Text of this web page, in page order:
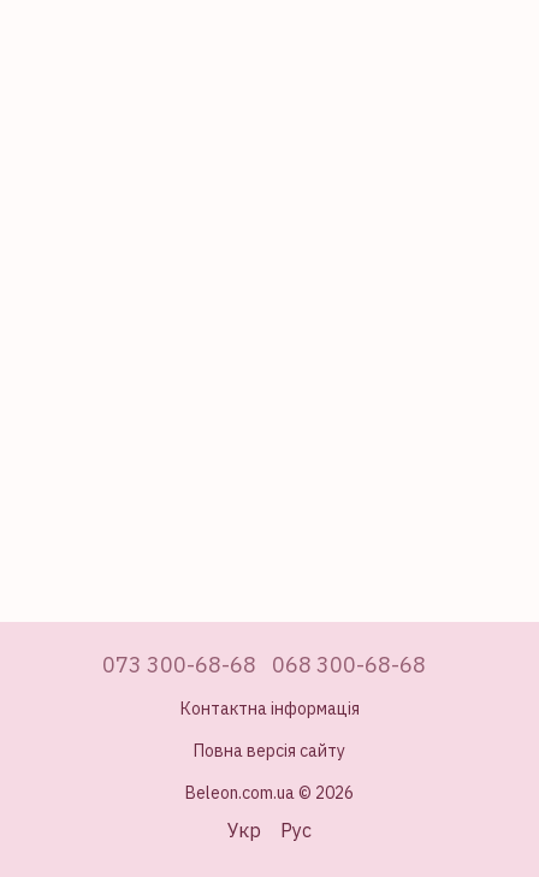
073 300-68-68 068 300-68-68
Контактна інформація
Повна версія сайту
Beleon.com.ua © 2026
Укр Рус